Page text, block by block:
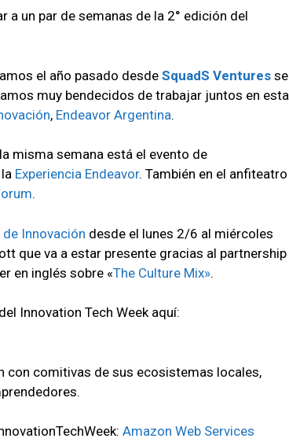
un par de semanas de la 2° edición del
el año pasado desde SquadS Ventures se
muy bendecidos de trabajar juntos en esta
, Endeavor Argentina.
misma semana está el evento de
Experiencia Endeavor. También en el anfiteatro
.
de Innovación desde el lunes 2/6 al miércoles
que va a estar presente gracias al partnership
en inglés sobre «The Culture Mix».
Innovation Tech Week aquí:
con comitivas de sus ecosistemas locales,
Amazon Web Services